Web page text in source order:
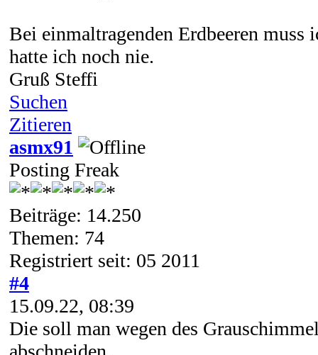
Bei einmaltragenden Erdbeeren muss
hatte ich noch nie.
Gruß Steffi
Suchen
Zitieren
asmx91
Posting Freak
Beiträge: 14.250
Themen: 74
Registriert seit: 05 2011
#4
15.09.22, 08:39
Die soll man wegen des